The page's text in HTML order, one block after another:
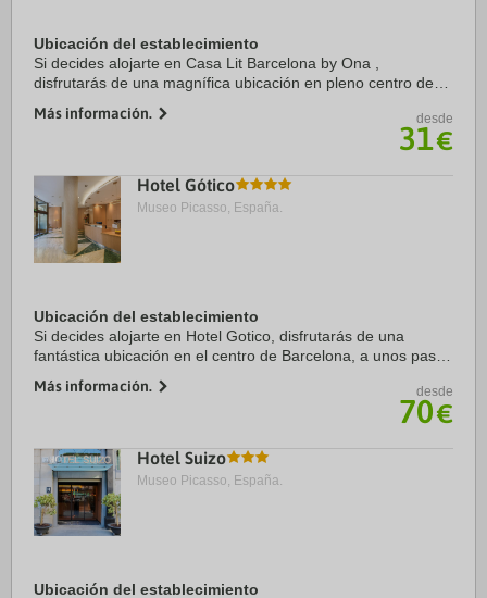
Ubicación del establecimiento
Si decides alojarte en Casa Lit Barcelona by Ona ,
disfrutarás de una magnífica ubicación en pleno centro de
de Barcelona. Además, este hotel se ...
Más información. desde
31€
Hotel Gótico
Museo Picasso, España.
Ubicación del establecimiento
Si decides alojarte en Hotel Gotico, disfrutarás de una
fantástica ubicación en el centro de Barcelona, a unos pasos
Además, este hotel se ...
Más información. desde
70€
Hotel Suizo
Museo Picasso, España.
Ubicación del establecimiento